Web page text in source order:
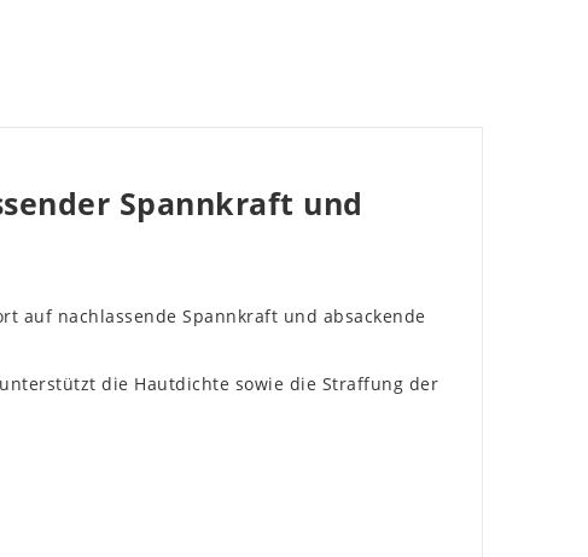
Spannkraft und
auf nachlassende Spannkraft und absackende
die Hautdichte sowie die Straffung der